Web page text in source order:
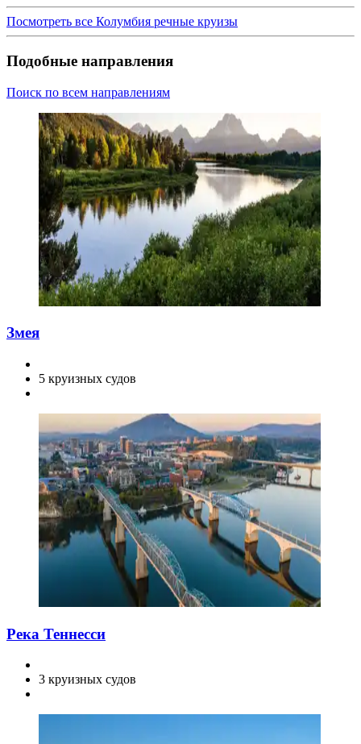
Посмотреть все Колумбия речные круизы
Подобные направления
Поиск по всем направлениям
Змея
5 круизных судов
Река Теннесси
3 круизных судов